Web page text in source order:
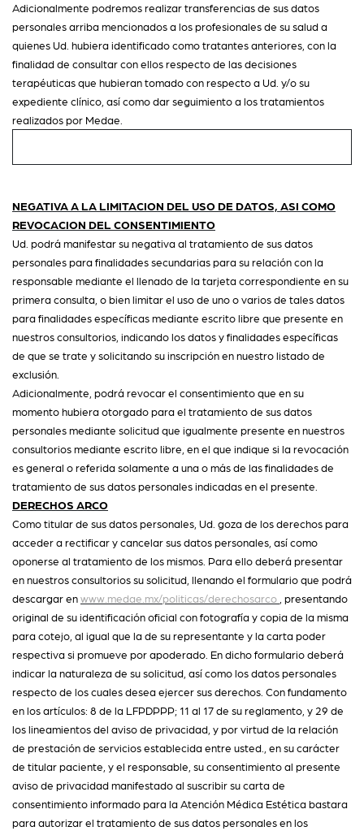
Adicionalmente podremos realizar transferencias de sus datos
personales arriba mencionados a los profesionales de su salud a
quienes Ud. hubiera identificado como tratantes anteriores, con la
finalidad de consultar con ellos respecto de las decisiones
terapéuticas que hubieran tomado con respecto a Ud. y/o su
expediente clínico, así como dar seguimiento a los tratamientos
realizados por Medae.
NEGATIVA A LA LIMITACION DEL USO DE DATOS, ASI COMO
REVOCACION DEL CONSENTIMIENTO
Ud. podrá manifestar su negativa al tratamiento de sus datos
personales para finalidades secundarias para su relación con la
responsable mediante el llenado de la tarjeta correspondiente en su
primera consulta, o bien limitar el uso de uno o varios de tales datos
para finalidades específicas mediante escrito libre que presente en
nuestros consultorios, indicando los datos y finalidades específicas
de que se trate y solicitando su inscripción en nuestro listado de
exclusión.
Adicionalmente, podrá revocar el consentimiento que en su
momento hubiera otorgado para el tratamiento de sus datos
personales mediante solicitud que igualmente presente en nuestros
consultorios mediante escrito libre, en el que indique si la revocación
es general o referida solamente a una o más de las finalidades de
tratamiento de sus datos personales indicadas en el presente.
DERECHOS ARCO
Como titular de sus datos personales, Ud. goza de los derechos para
acceder a rectificar y cancelar sus datos personales, así como
oponerse al tratamiento de los mismos. Para ello deberá presentar
en nuestros consultorios su solicitud, llenando el formulario que podrá
descargar enwww.medae.mx/politicas/derechosarco , presentando
original de su identificación oficial con fotografía y copia de la misma
para cotejo, al igual que la de su representante y la carta poder
respectiva si promueve por apoderado. En dicho formulario deberá
indicar la naturaleza de su solicitud, así como los datos personales
respecto de los cuales desea ejercer sus derechos. Con fundamento
en los artículos: 8 de la LFPDPPP; 11 al 17 de su reglamento, y 29 de
los lineamientos del aviso de privacidad, y por virtud de la relación
de prestación de servicios establecida entre usted., en su carácter
de titular paciente, y el responsable, su consentimiento al presente
aviso de privacidad manifestado al suscribir su carta de
consentimiento informado para la Atención Médica Estética bastara
para autorizar el tratamiento de sus datos personales en los